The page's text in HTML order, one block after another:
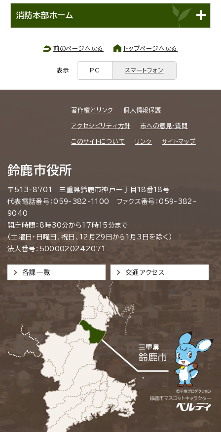
消防本部ホーム
前のページへ戻る トップページへ戻る
表示 PC スマートフォン
著作権とリンク 個人情報保護
アクセシビリティ方針 市への意見・質問
このサイトについて リンク サイトマップ
鈴鹿市役所
〒513-8701 三重県鈴鹿市神戸一丁目18番18号
代表電話番号：059-382-1100 ファクス番号：059-382-
9040
開庁時間：8時30分から17時15分まで
（土曜日・日曜日、祝日、12月29日から1月3日を除く）
法人番号：5000020242071
各課一覧 交通アクセス